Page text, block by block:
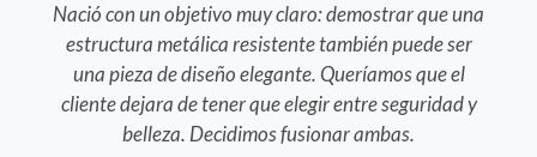
Nació con un objetivo muy claro: demostrar que una
estructura metálica resistente también puede ser
una pieza de diseño elegante. Queríamos que el
cliente dejara de tener que elegir entre seguridad y
belleza. Decidimos fusionar ambas.